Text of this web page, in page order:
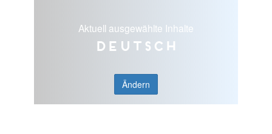
Aktuell ausgewählte Inhalte
Deutsch
Ändern